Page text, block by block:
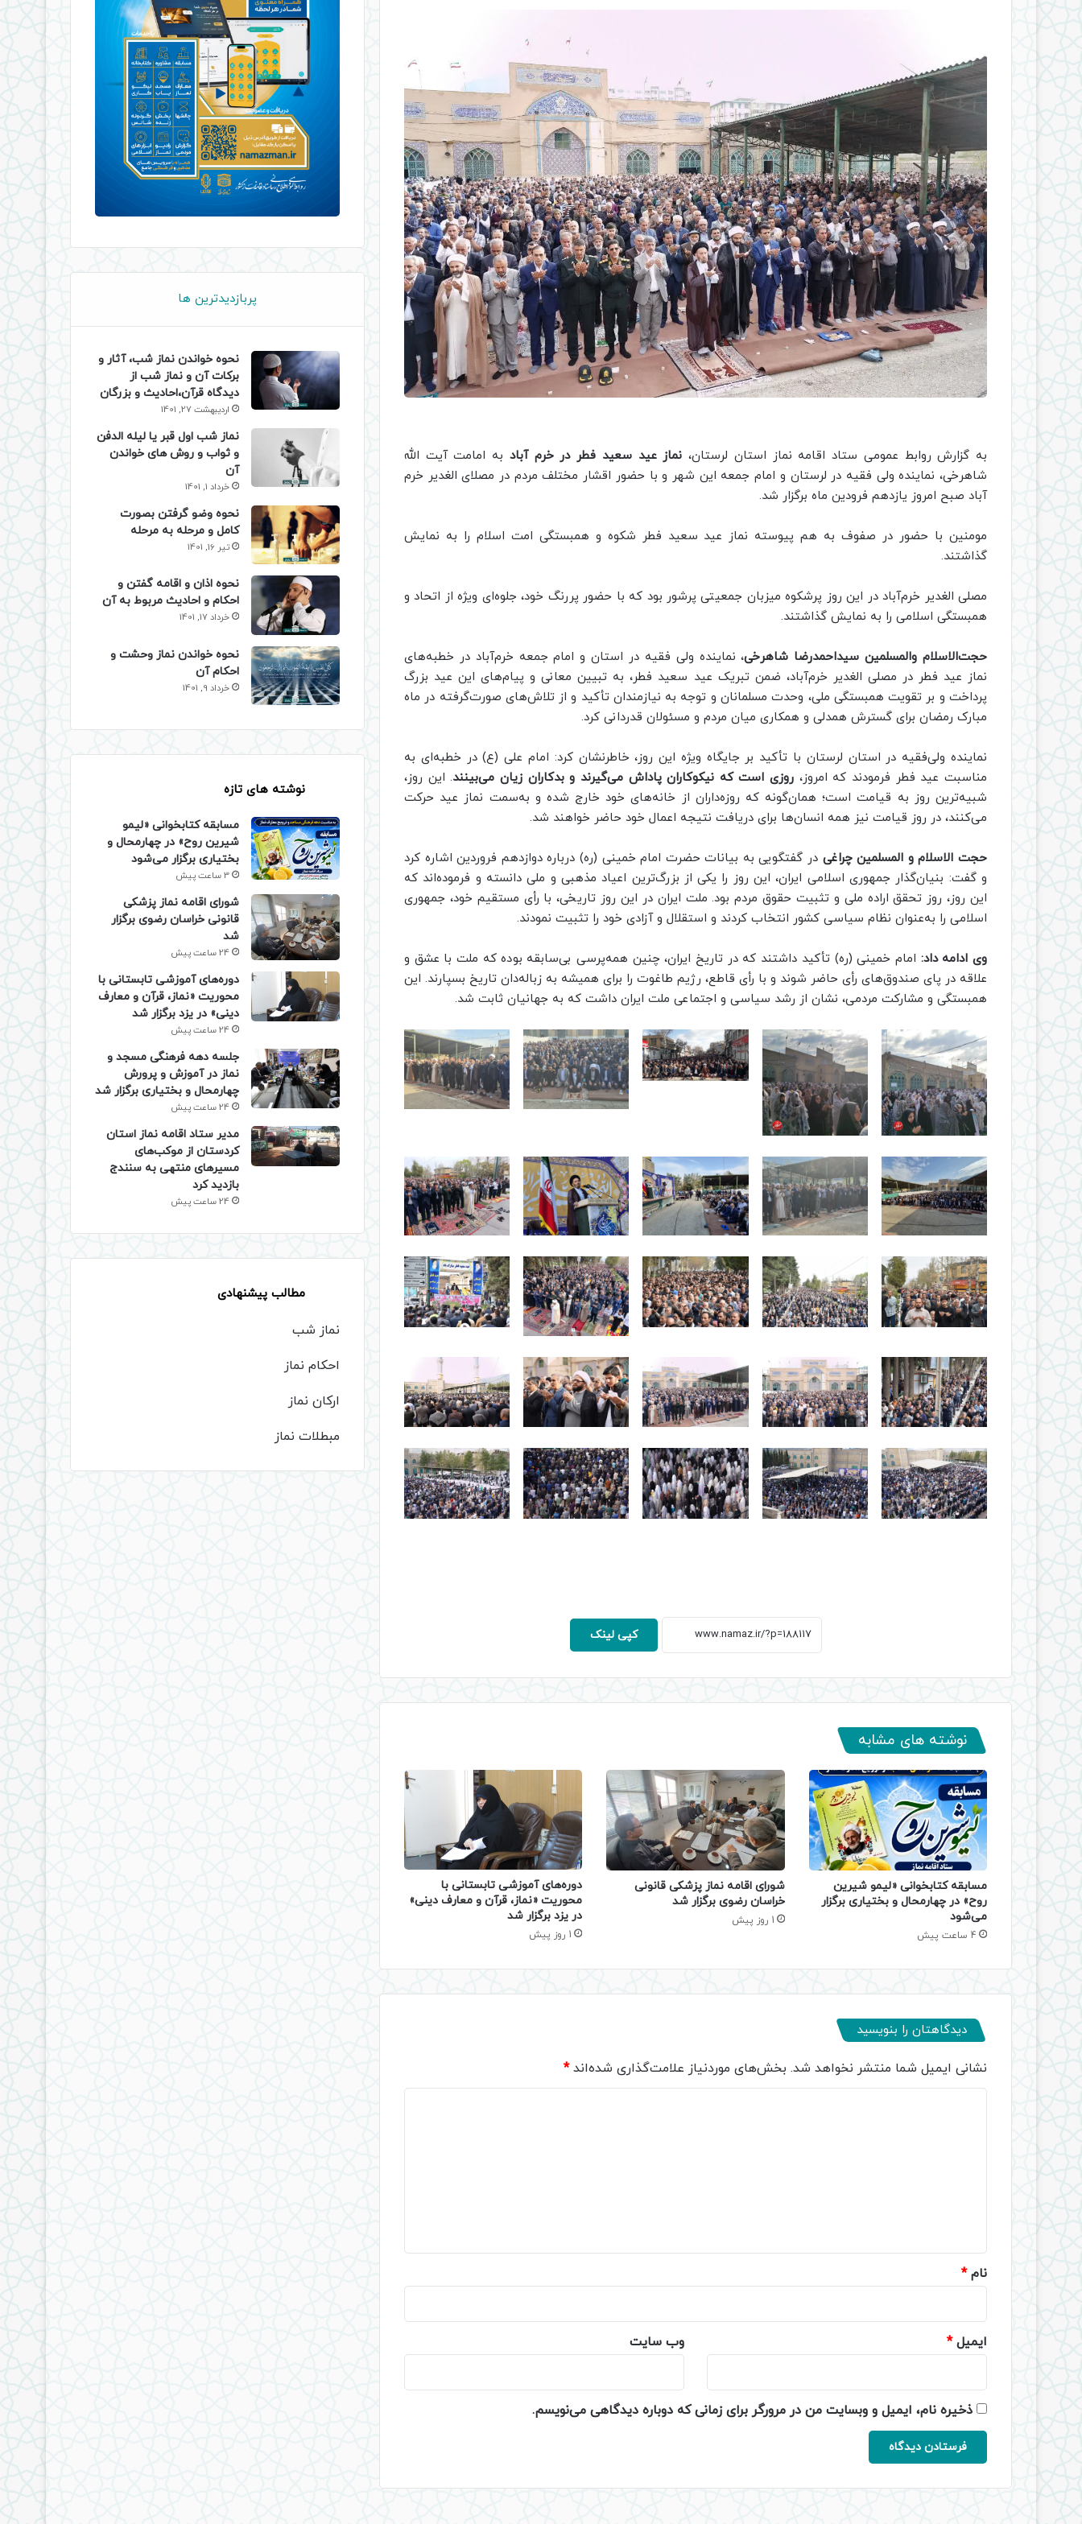
به گزارش روابط عمومی ستاد اقامه نماز استان لرستان،نماز عید سعید فطر در خرم آباد به امامت آیت الله
شاهرخی، نماینده ولی فقیه در لرستان و امام جمعه این شهر و با حضور اقشار مختلف مردم در مصلای الغدیر خرم
آباد صبح امروز یازدهم فرودین ماه برگزار شد.
مومنین با حضور در صفوف به هم پیوسته نماز عید سعید فطر شکوه و همبستگی امت اسلام را به نمایش
گذاشتند.
مصلی الغدیر خرم‌آباد در این روز پرشکوه میزبان جمعیتی پرشور بود که با حضور پررنگ خود، جلوه‌ای ویژه از اتحاد و
همبستگی اسلامی را به نمایش گذاشتند.
حجت‌الاسلام والمسلمین سیداحمدرضا شاهرخی، نماینده ولی فقیه در استان و امام جمعه خرم‌آباد در خطبه‌های
نماز عید فطر در مصلی الغدیر خرم‌آباد، ضمن تبریک عید سعید فطر، به تبیین معانی و پیام‌های این عید بزرگ
پرداخت و بر تقویت همبستگی ملی، وحدت مسلمانان و توجه به نیازمندان تأکید و از تلاش‌های صورت‌گرفته در ماه
مبارک رمضان برای گسترش همدلی و همکاری میان مردم و مسئولان قدردانی کرد.
نماینده ولی‌فقیه در استان لرستان با تأکید بر جایگاه ویژه این روز، خاطرنشان کرد: امام علی (ع) در خطبه‌ای به
مناسبت عید فطر فرمودند که امروز، روزی است که نیکوکاران پاداش می‌گیرند و بدکاران زیان می‌بینند. این روز،
شبیه‌ترین روز به قیامت است؛ همان‌گونه که روزه‌داران از خانه‌های خود خارج شده و به‌سمت نماز عید حرکت
می‌کنند، در روز قیامت نیز همه انسان‌ها برای دریافت نتیجه اعمال خود حاضر خواهند شد.
حجت الاسلام و المسلمین چراغی در گفتگویی به بیانات حضرت امام خمینی (ره) درباره دوازدهم فروردین اشاره کرد
و گفت: بنیان‌گذار جمهوری اسلامی ایران، این روز را یکی از بزرگ‌ترین اعیاد مذهبی و ملی دانسته و فرموده‌اند که
این روز، روز تحقق اراده ملی و تثبیت حقوق مردم بود. ملت ایران در این روز تاریخی، با رأی مستقیم خود، جمهوری
اسلامی را به‌عنوان نظام سیاسی کشور انتخاب کردند و استقلال و آزادی خود را تثبیت نمودند.
وی ادامه داد: امام خمینی (ره) تأکید داشتند که در تاریخ ایران، چنین همه‌پرسی بی‌سابقه بوده که ملت با عشق و
علاقه در پای صندوق‌های رأی حاضر شوند و با رأی قاطع، رژیم طاغوت را برای همیشه به زباله‌دان تاریخ بسپارند. این
همبستگی و مشارکت مردمی، نشان از رشد سیاسی و اجتماعی ملت ایران داشت که به جهانیان ثابت شد.
کپی لینک
نوشته های مشابه
مسابقه کتابخوانی «لیمو شیرین
روح» در چهارمحال و بختیاری برگزار
می‌شود
4 ساعت پیش
شورای اقامه نماز پزشکی قانونی
خراسان رضوی برگزار شد
1 روز پیش
دوره‌های آموزشی تابستانی با
محوریت «نماز، قرآن و معارف دینی»
در یزد برگزار شد
1 روز پیش
دیدگاهتان را بنویسید
نشانی ایمیل شما منتشر نخواهد شد. بخش‌های موردنیاز علامت‌گذاری شده‌اند*
نام*
ایمیل* وب‌ سایت
ذخیره نام، ایمیل و وبسایت من در مرورگر برای زمانی که دوباره دیدگاهی می‌نویسم.
پربازدیدترین ها
نحوه خواندن نماز شب، آثار و
برکات آن و نماز شب از
دیدگاه قرآن،احادیث و بزرگان
اردیبهشت 27, 1401
نماز شب اول قبر یا لیله الدفن
و ثواب و روش های خواندن
آن
خرداد 1, 1401
نحوه وضو گرفتن بصورت
کامل و مرحله به مرحله
تیر 16, 1401
نحوه اذان و اقامه گفتن و
احکام و احادیث مربوط به آن
خرداد 17, 1401
نحوه خواندن نماز وحشت و
احکام آن
خرداد 9, 1401
نوشته های تازه
مسابقه کتابخوانی «لیمو
شیرین روح» در چهارمحال و
بختیاری برگزار می‌شود
3 ساعت پیش
شورای اقامه نماز پزشکی
قانونی خراسان رضوی برگزار
شد
24 ساعت پیش
دوره‌های آموزشی تابستانی با
محوریت «نماز، قرآن و معارف
دینی» در یزد برگزار شد
24 ساعت پیش
جلسه دهه فرهنگی مسجد و
نماز در آموزش و پرورش
چهارمحال و بختیاری برگزار شد
24 ساعت پیش
مدیر ستاد اقامه نماز استان
کردستان از موکب‌های
مسیرهای منتهی به سنندج
بازدید کرد
24 ساعت پیش
مطالب پیشنهادی
نماز شب
احکام نماز
ارکان نماز
مبطلات نماز